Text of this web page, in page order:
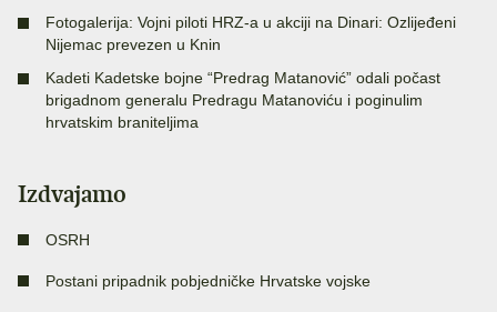
Fotogalerija: Vojni piloti HRZ-a u akciji na Dinari: Ozlijeđeni
Nijemac prevezen u Knin
Kadeti Kadetske bojne “Predrag Matanović” odali počast
brigadnom generalu Predragu Matanoviću i poginulim
hrvatskim braniteljima
Izdvajamo
OSRH
Postani pripadnik pobjedničke Hrvatske vojske